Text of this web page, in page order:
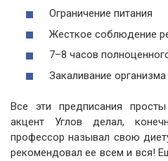
Ограничение питания
Жесткое соблюдение
7–8 часов
Закаливание организма
Все эти предписания
акцент Углов делал,
профессор называл свою
рекомендовал ее всем и вся!